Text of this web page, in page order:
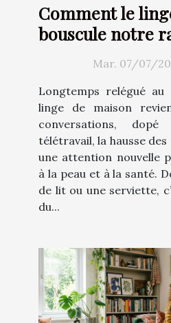
Comment le
bouscule notre
confortMar. 07/07/
Longtemps relégué
linge de maison
conversations,
télétravail, la hausse
une attention nouvelle
à la peau et à la santé.
de lit ou une serviette,
du...